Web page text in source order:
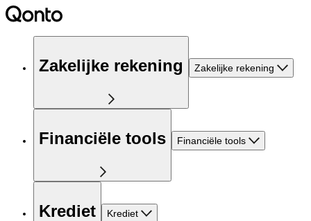
Zakelijke rekening Zakelijke rekening
Financiële tools Financiële tools
Krediet Krediet